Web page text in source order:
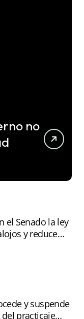
no
el Senado la ley
y reduce
y suspende
practicaje